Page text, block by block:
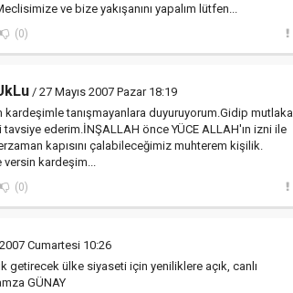
ve bize yakışanını yapalım lütfen...
(0)
/ 27 Mayıs 2007 Pazar 18:19
tanışmayanlara duyuruyorum.Gidip mutlaka
tavsiye ederim.İNŞALLAH önce YÜCE ALLAH'ın izni ile
kapısını çalabileceğimiz muhterem kişilik.
kardeşim...
(0)
Cumartesi 10:26
getirecek ülke siyaseti için yeniliklere açık, canlı
GÜNAY